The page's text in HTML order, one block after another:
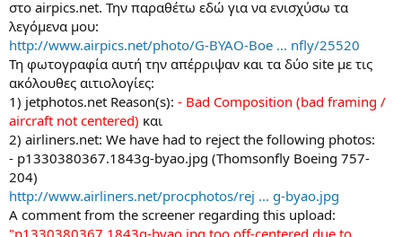
στο airpics.net. Την παραθέτω εδώ για να ενισχύσω τα
λεγόμενα μου:
http://www.airpics.net/photo/G-BYAO-Boe ... nfly/25520
Τη φωτογραφία αυτή την απέρριψαν και τα δύο site με τις
ακόλουθες αιτιολογίες:
1) jetphotos.net Reason(s): - Bad Composition (bad framing /
aircraft not centered) και
2) airliners.net: We have had to reject the following photos:
- p1330380367.1843g-byao.jpg (Thomsonfly Boeing 757-
204)
http://www.airliners.net/procphotos/rej ... g-byao.jpg
A comment from the screener regarding this upload:
"p1330380367.1843g-byao.jpg too off-centered due to